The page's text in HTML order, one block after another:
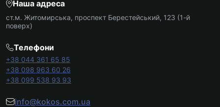
Наша адреса
ст.м. Житомирська, проспект Берестейський, 123 (1-й
поверх)
Телефони
+38 044 361 65 85
+38 098 963 60 26
+38 099 538 93 93
info@kokos.com.ua